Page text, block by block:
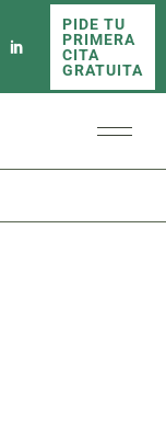
PIDE TU
PRIMERA
CITA
GRATUITA